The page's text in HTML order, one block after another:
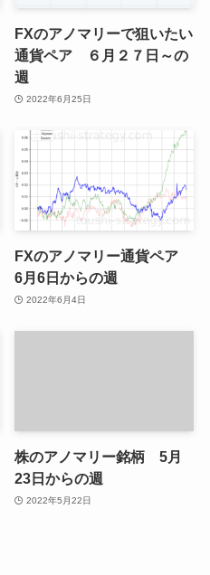
FXのアノマリーで狙いたい
通貨ペア ６月２７日～の
週
2022年6月25日
FXのアノマリー通貨ペア
6月6日からの週
2022年6月4日
株のアノマリー銘柄 5月
23日からの週
2022年5月22日